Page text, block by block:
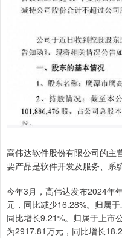
高伟达软件股份有限公司的主
要产品是软件开发及服务、系
今年3月，高伟达发布2024年
元，同比减少16.28%。归属
同比增长9.21%。归属于上市
为2917.81万元，同比增长